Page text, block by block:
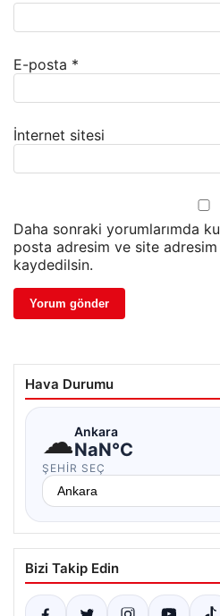
E-posta *
İnternet sitesi
Daha sonraki yorumlarımda
posta adresim ve site adresim
kaydedilsin.
Hava Durumu
☁Ankara
NaN°C
ŞEHIR SEÇ
Bizi Takip Edin